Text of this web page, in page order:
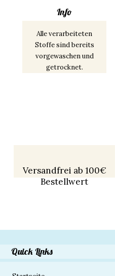
Info
Alle verarbeiteten
Stoffe sind bereits
vorgewaschen und
getrocknet.
Versandfrei ab 100€
Bestellwert
Quick Links